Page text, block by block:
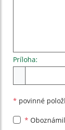
Príloha:
* povinné
*